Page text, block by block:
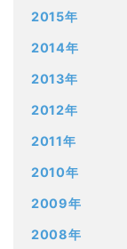
2015年
2014年
2013年
2012年
2011年
2010年
2009年
2008年